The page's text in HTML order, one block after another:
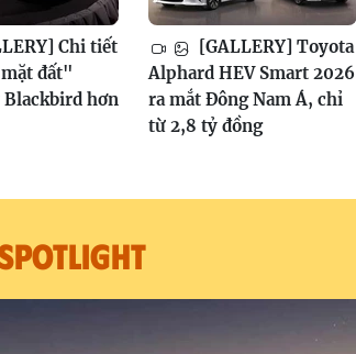
Chi tiết
đất"
Blackbird hơn
[GALLERY] Toyota
Alphard HEV Smart 2026
ra mắt Đông Nam Á, chỉ
từ 2,8 tỷ đồng